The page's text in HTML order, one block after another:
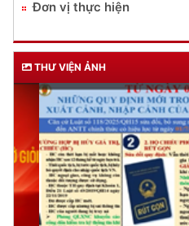
Đơn vị thực hiện
THƯ VIỆN ẢNH